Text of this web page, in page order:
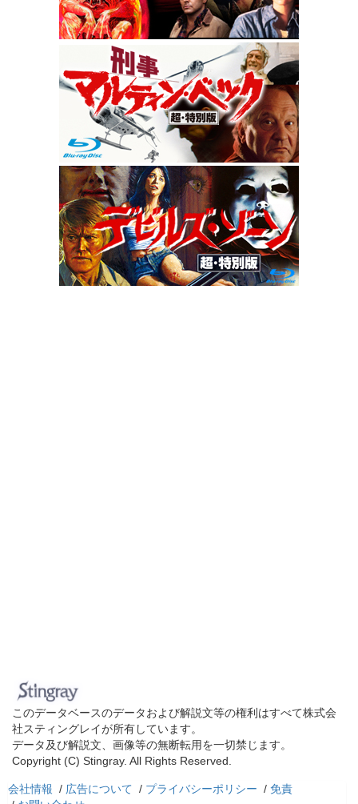
このデータベースのデータおよび解説文等の権利はすべて株式会
社スティングレイが所有しています。
データ及び解説文、画像等の無断転用を一切禁じます。
Copyright (C) Stingray. All Rights Reserved.
会社情報 / 広告について / プライバシーポリシー / 免責